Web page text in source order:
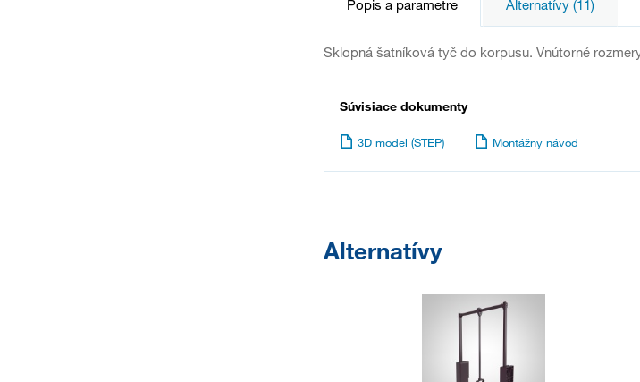
Popis a parametre Alternatívy (11)
Sklopná šatníková tyč do korpusu. Vnútorné
Súvisiace dokumenty
3D model (STEP) Montážny návod
Alternatívy